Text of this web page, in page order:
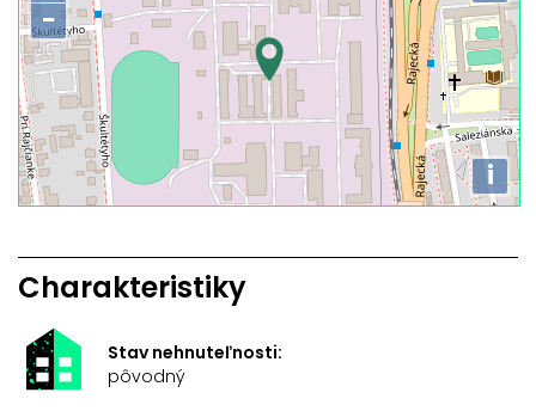
−
i
Charakteristiky
Stav nehnuteľnosti:
pôvodný